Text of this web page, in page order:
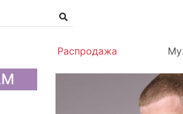
Распродажа